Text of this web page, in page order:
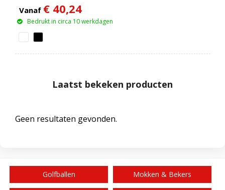
interactief
touchscreen
Vanaf € 40,24
Bedrukt in circa 10 werkdagen
Laatst bekeken producten
Geen resultaten gevonden.
Golfballen Mokken & Bekers